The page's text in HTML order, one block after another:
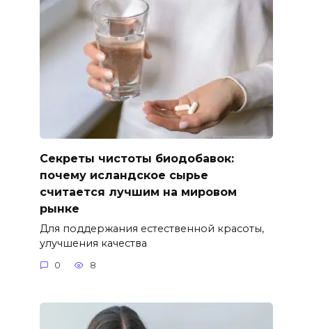
Секреты чистоты биодобавок:
почему исландское сырье
считается лучшим на мировом
рынке
Для поддержания естественной красоты,
улучшения качества
0 8